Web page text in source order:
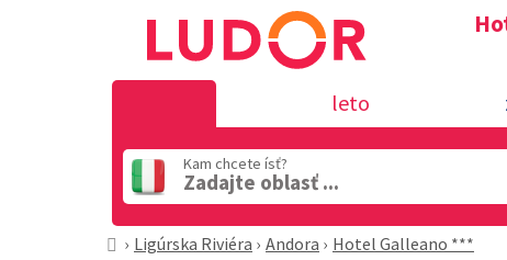
leto
Kam chcete ísť?
Zadajte oblasť ...
Ligúrska Riviéra Andora Hotel Galleano ***